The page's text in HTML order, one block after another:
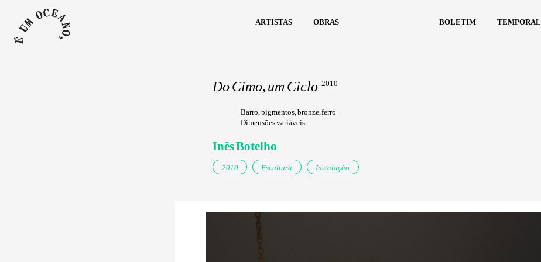
artistas obras boletim temporal
Do Cimo, um Ciclo 2010
Barro, pigmentos, bronze, ferro
Dimensões variáveis
Inês Botelho
2010 Escultura Instalação